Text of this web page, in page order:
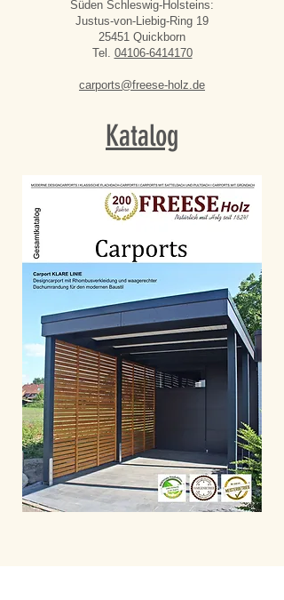
Süden Schleswig-Holsteins:
Justus-von-Liebig-Ring 19
25451 Quickborn
Tel. 04106-6414170
carports@freese-holz.de
Katalog